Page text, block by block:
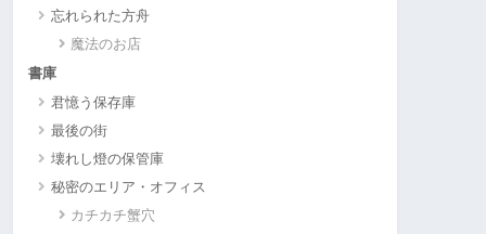
忘れられた方舟
魔法のお店
書庫
君憶う保存庫
最後の街
壊れし燈の保管庫
秘密のエリア・オフィス
カチカチ蟹穴